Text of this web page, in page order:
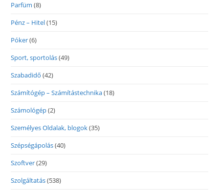
Parfüm (8)
Pénz – Hitel(15)
Póker(6)
Sport, sportolás(49)
Szabadidő (42)
Számítógép – Számítástechnika(18)
Számológép(2)
Személyes Oldalak, blogok(35)
Szépségápolás(40)
Szoftver(29)
Szolgáltatás(538)